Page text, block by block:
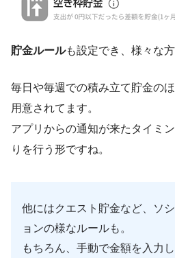
貯金ルールも設定でき、様々な
毎日や毎週での積み立て貯金の
用意されてます。
アプリからの通知が来たタイミ
りを行う形ですね。
他にはクエスト貯金など、ソ
ョンの様なルールも。
もちろん、手動で金額を入力